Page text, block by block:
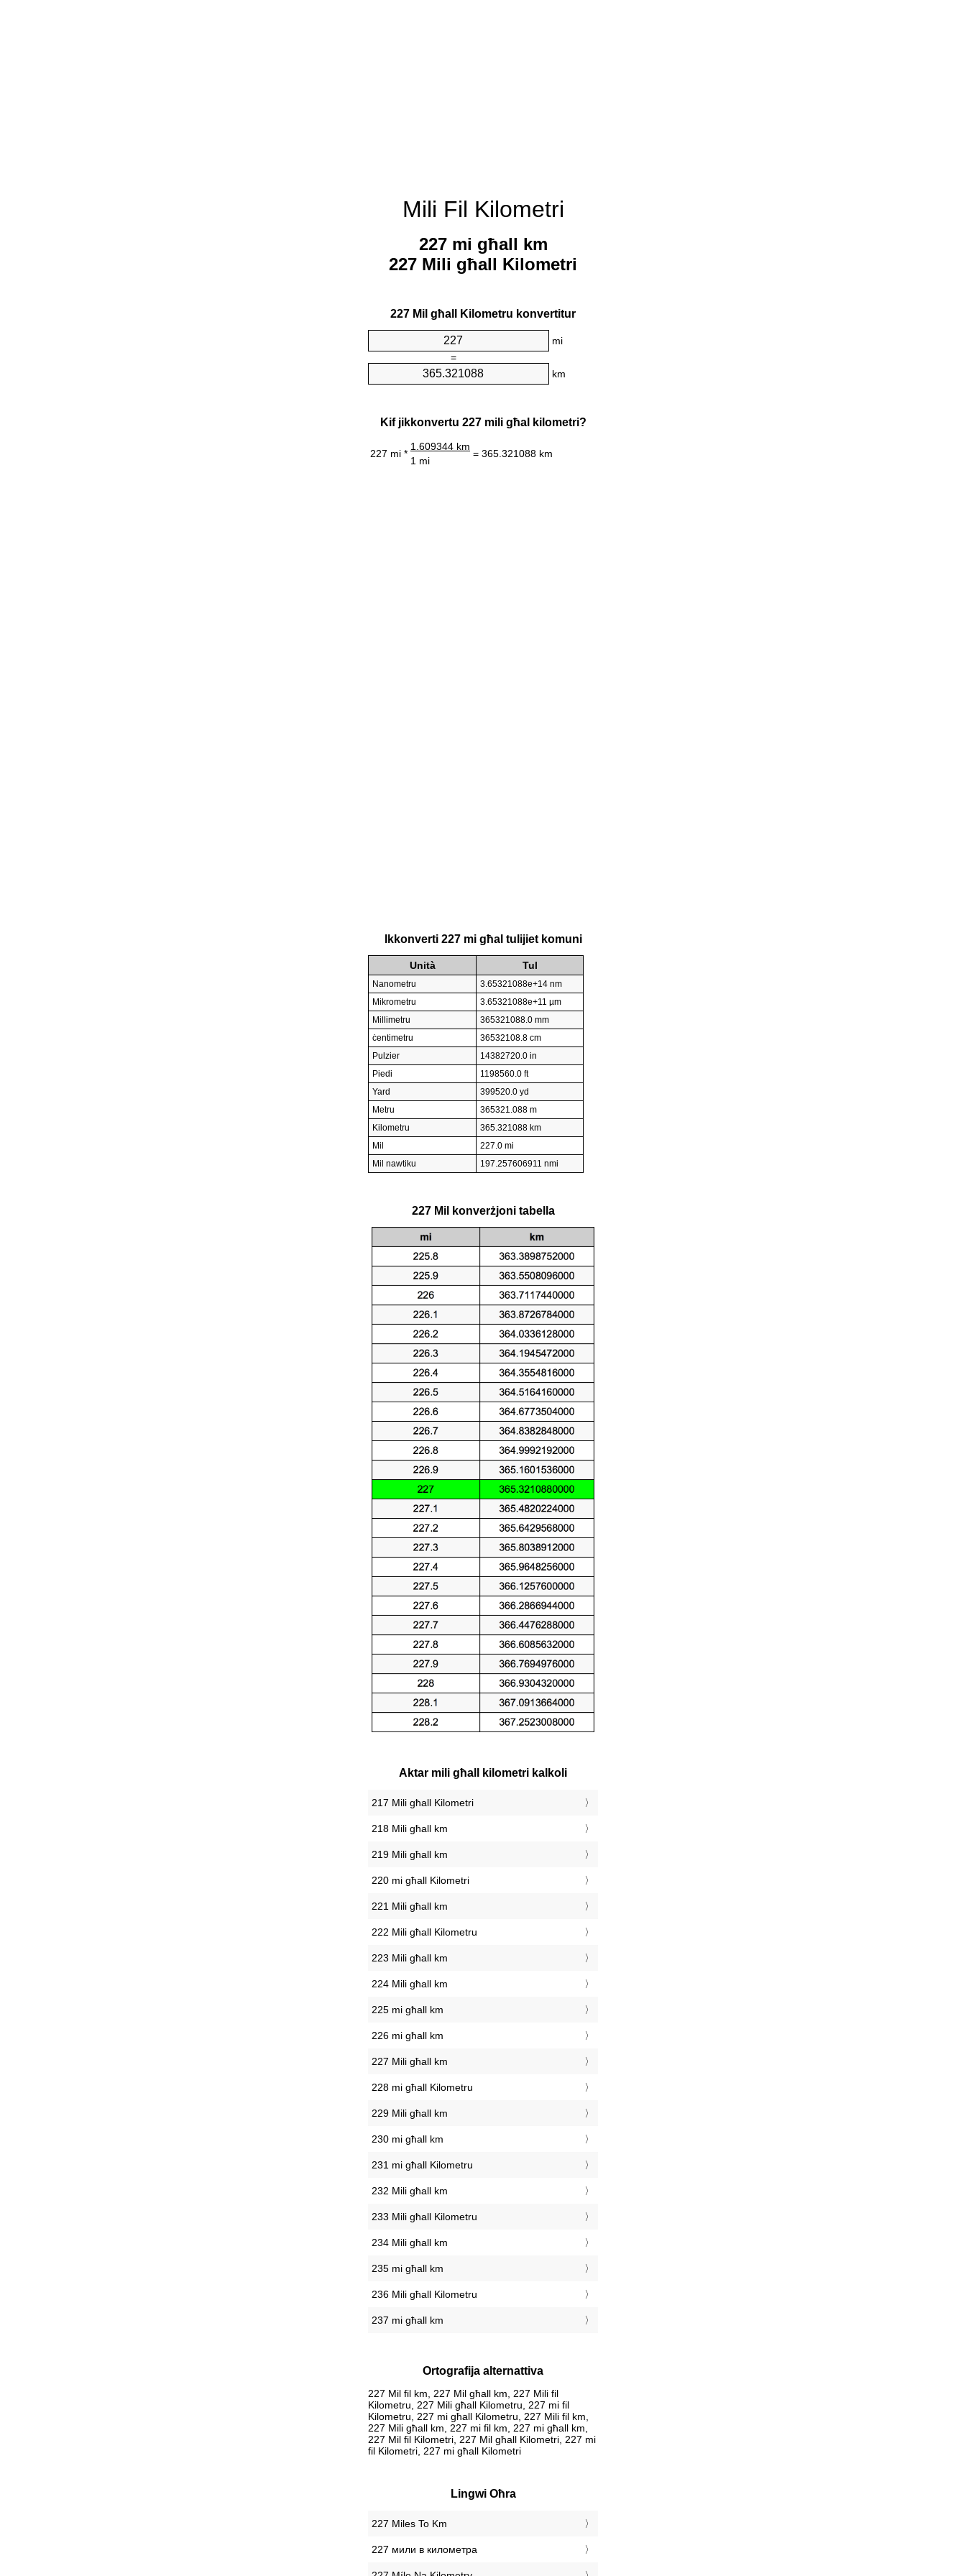
Mili Fil Kilometri
227 mi għall km
227 Mili għall Kilometri
227 Mil għall Kilometru konvertitur
mi
=
km
Kif jikkonvertu 227 mili għal kilometri?
227 mi *
1.609344 km
= 365.321088 km
1 mi
Ikkonverti 227 mi għal tulijiet komuni
Unità Tul
Nanometru
3.65321088e+14 nm
Mikrometru
3.65321088e+11 µm
Millimetru
365321088.0 mm
ċentimetru
36532108.8 cm
Pulzier
14382720.0 in
Piedi
1198560.0 ft
Yard
399520.0 yd
Metru
365321.088 m
Kilometru
365.321088 km
Mil
227.0 mi
Mil nawtiku
197.257606911 nmi
227 Mil konverżjoni tabella
Aktar mili għall kilometri kalkoli
217 Mili għall Kilometri
218 Mili għall km
219 Mili għall km
220 mi għall Kilometri
221 Mili għall km
222 Mili għall Kilometru
223 Mili għall km
224 Mili għall km
225 mi għall km
226 mi għall km
227 Mili għall km
228 mi għall Kilometru
229 Mili għall km
230 mi għall km
231 mi għall Kilometru
232 Mili għall km
233 Mili għall Kilometru
234 Mili għall km
235 mi għall km
236 Mili għall Kilometru
237 mi għall km
Ortografija alternattiva
227 Mil fil km, 227 Mil għall km, 227 Mili fil
Kilometru, 227 Mili għall Kilometru, 227 mi fil
Kilometru, 227 mi għall Kilometru, 227 Mili fil km,
227 Mili għall km, 227 mi fil km, 227 mi għall km,
227 Mil fil Kilometri, 227 Mil għall Kilometri, 227 mi
fil Kilometri, 227 mi għall Kilometri
Lingwi Oħra
‎227 Miles To Km
‎227 мили в километра